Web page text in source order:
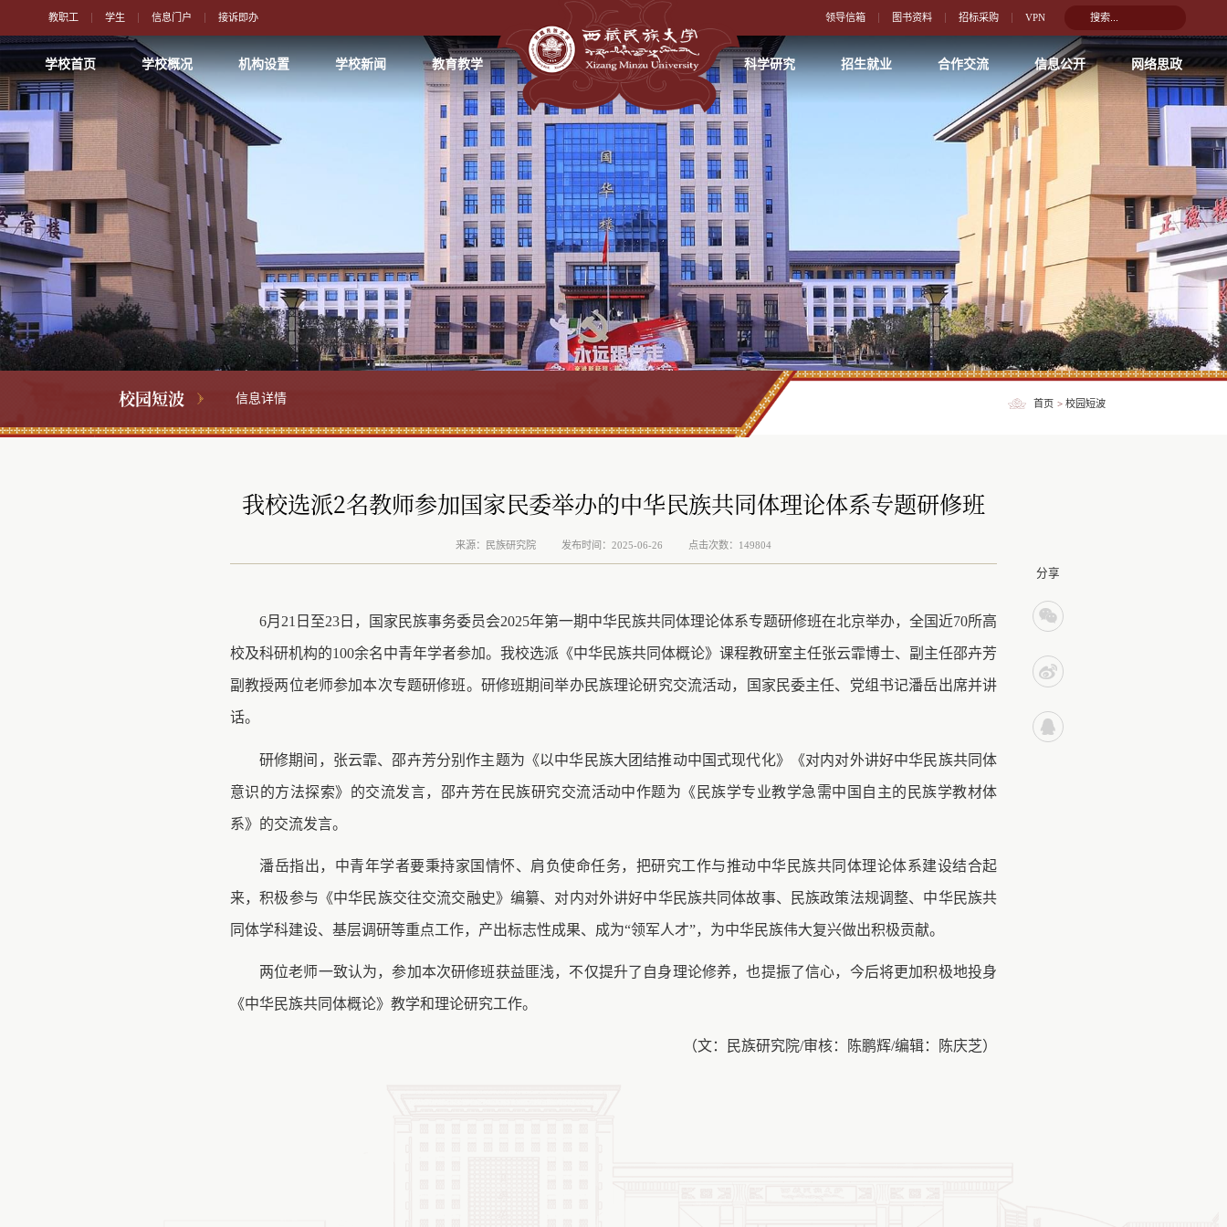
教职工 学生 信息门户 接诉即办 领导信箱 图书资料 招标采购 VPN
学校首页 学校概况 机构设置 学校新闻 教育教学 科学研究 招生就业 合作交流 信息公开 网络思政
校园短波 信息详情 首页 > 校园短波
我校选派2名教师参加国家民委举办的中华民族共同体理论体系专题研修班
来源：民族研究院 发布时间：2025-06-26 点击次数：149804
分享
6月21日至23日，国家民族事务委员会2025年第一期中华民族共同体理论体系专题研修班在北京举办，全国近70所高
校及科研机构的100余名中青年学者参加。我校选派《中华民族共同体概论》课程教研室主任张云霏博士、副主任邵卉芳
副教授两位老师参加本次专题研修班。研修班期间举办民族理论研究交流活动，国家民委主任、党组书记潘岳出席并讲
话。
研修期间， 张云霏、邵卉芳分别作主题为《以中华民族大团结推动中国式现代化》《对内对外讲好中华民族共同体
意识的方法探索》的交流发言，邵卉芳在民族研究交流活动中作题为《民族学专业教学急需中国自主的民族学教材体
系》的交流发言。
潘岳指出，中青年学者要秉持家国情怀、肩负使命任务，把研究工作与推动中华民族共同体理论体系建设结合起
来，积极参与《中华民族交往交流交融史》编纂、对内对外讲好中华民族共同体故事、民族政策法规调整、中华民族共
同体学科建设、基层调研等重点工作，产出标志性成果、 成为“领军人才”，为中华民族伟大复兴做出积极贡献。
两位老师一致认为，参加本次研修班获益匪浅，不仅提升了自身理论修养，也提振了信心，今后将更加积极地投身
《中华民族共同体概论》教学和理论研究工作。
（文： 民族研究院/审核：陈鹏辉/编辑：陈庆芝）